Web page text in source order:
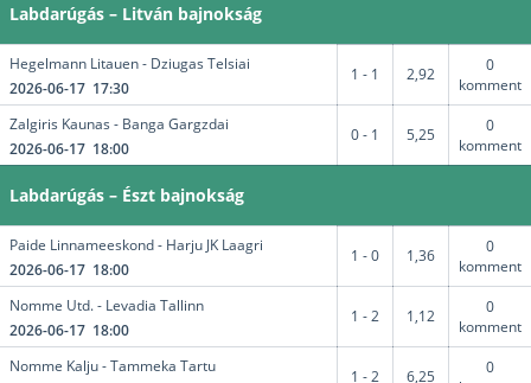
Labdarúgás – Litván bajnokság
Hegelmann Litauen - Dziugas Telsiai
2026-06-17 17:30
1 - 1 2,92
0
komment
Zalgiris Kaunas - Banga Gargzdai
2026-06-17 18:00
0 - 1 5,25
0
komment
Labdarúgás – Észt bajnokság
Paide Linnameeskond - Harju JK Laagri
2026-06-17 18:00
1 - 0 1,36
0
komment
Nomme Utd. - Levadia Tallinn
2026-06-17 18:00
1 - 2 1,12
0
komment
Nomme Kalju - Tammeka Tartu
1 - 2 6,25
0